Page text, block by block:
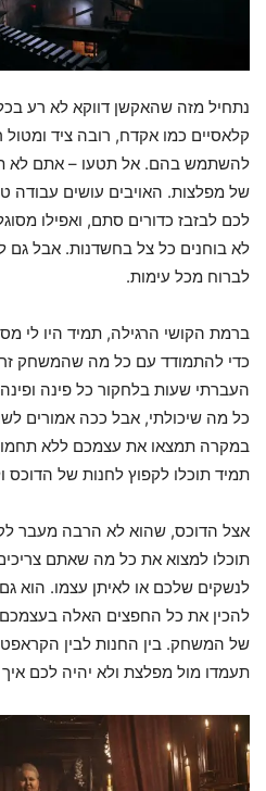
נתחיל מזה שהאקשן דווקא לא רע
קלאסיים כמו אקדח, רובה ציד ומטול
להשתמש בהם. אל תטעו – אתם לא
של מפלצות. האויבים עושים עבודה
לכם לבזבז כדורים סתם, ואפילו
לא בוחנים כל צל בחשדנות. אבל גם
לברוח מכל עימות.
ברמת הקושי הרגילה, תמיד היו לי
כדי להתמודד עם כל מה שהמשחק זרק
העברתי שעות בלחקור כל פינה
כל מה שיכולתי, אבל ככה אמורים
במקרה תמצאו את עצמכם ללא
תמיד תוכלו לקפוץ לחנות של הדוכס
אצל הדוכס, שהוא לא הרבה מעבר
תוכלו למצוא את כל מה שאתם
לנשקים שלכם או לאיתן עצמו. הוא
להכין את כל החפצים האלה
של המשחק. בין החנות לבין
תעמדו מול מפלצת ולא יהיה לכם